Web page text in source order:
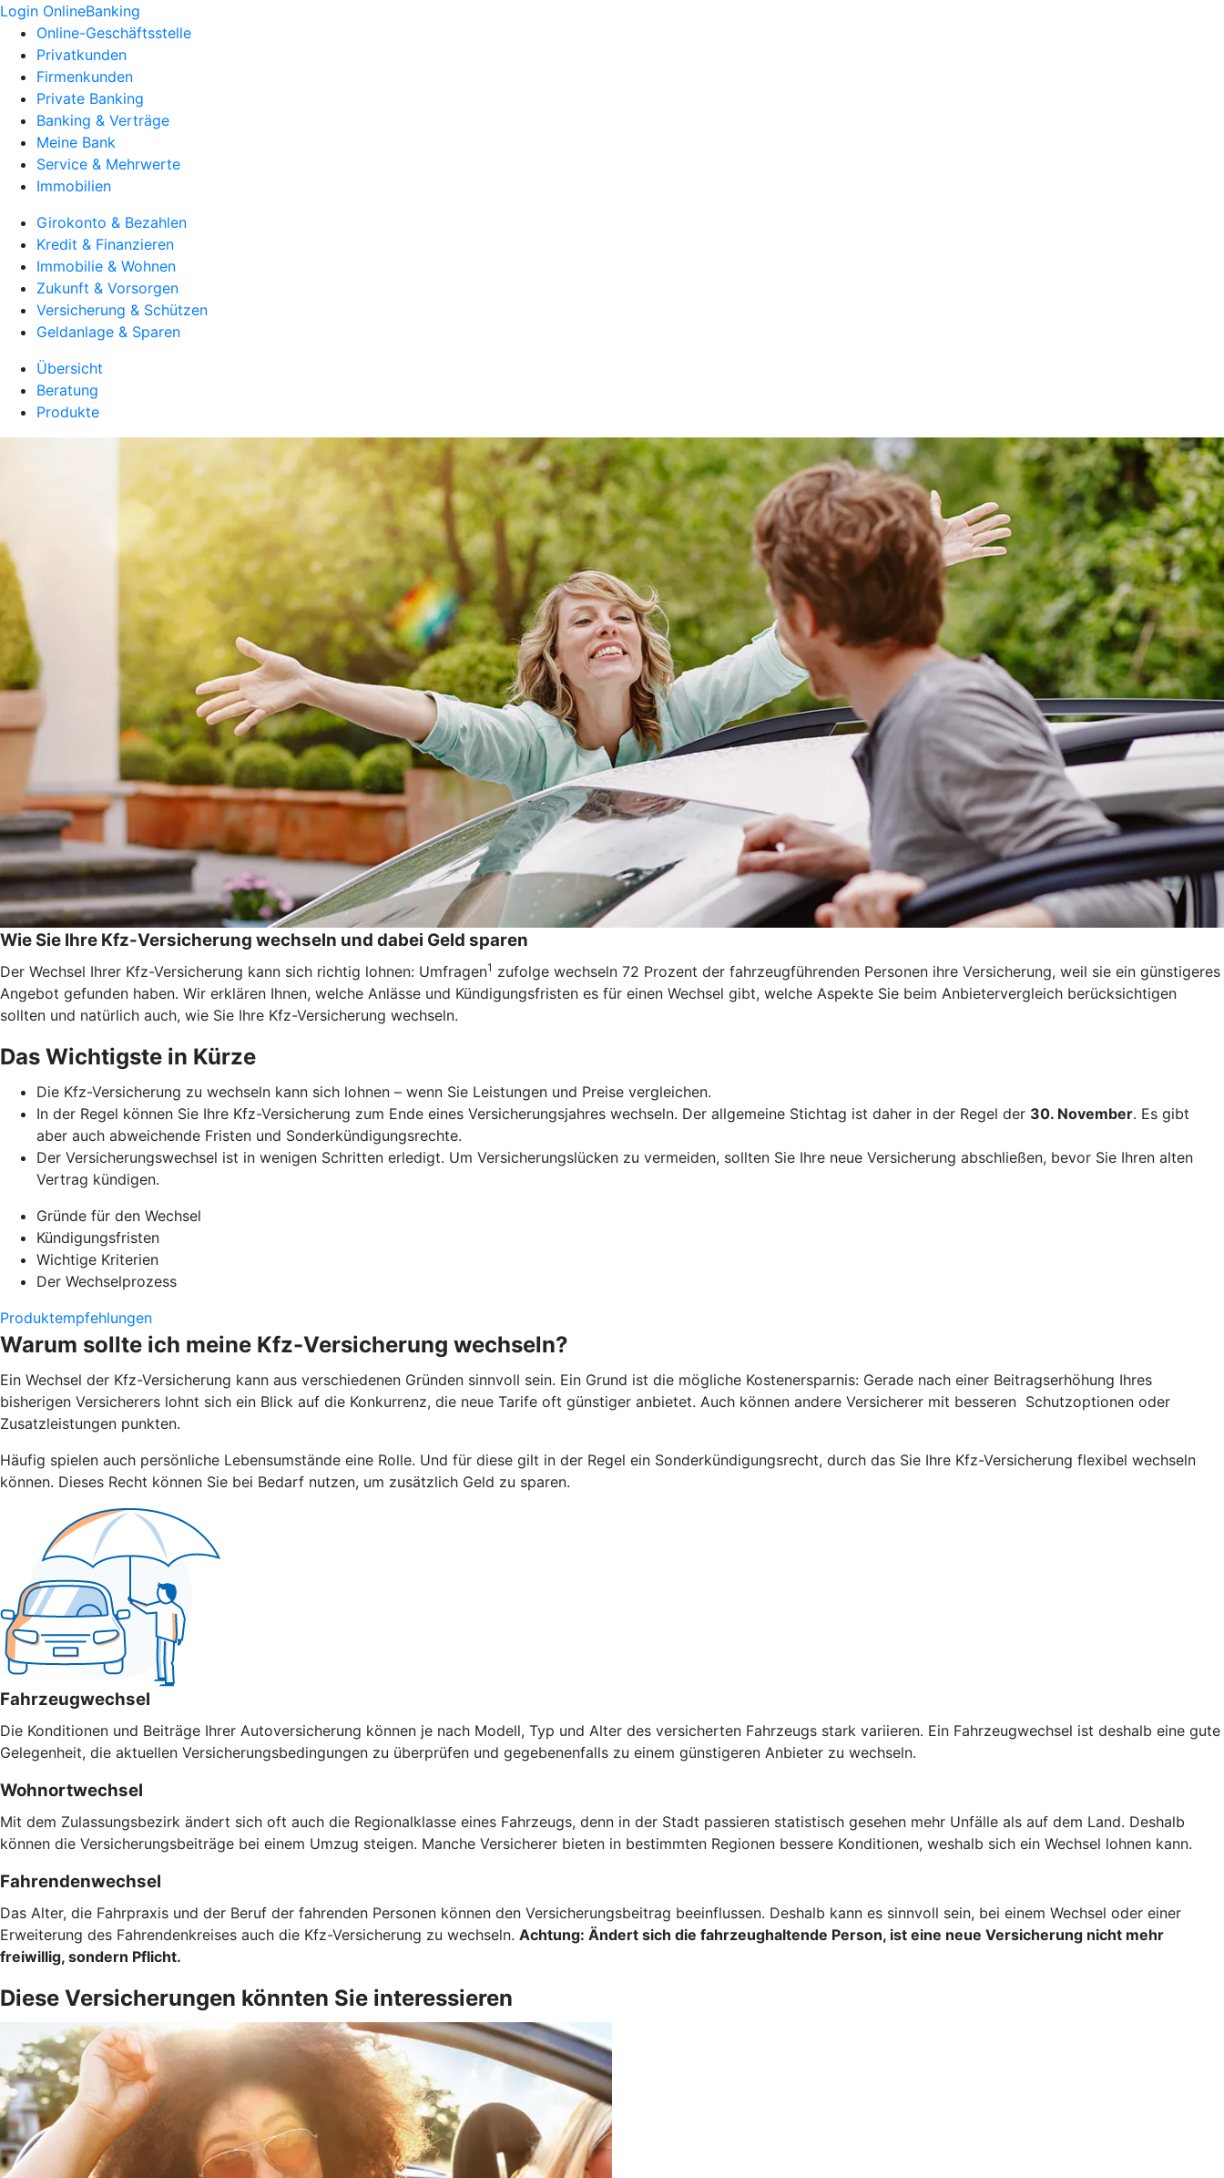
Login OnlineBanking
Online-Geschäftsstelle
Privatkunden
Firmenkunden
Private Banking
Banking & Verträge
Meine Bank
Service & Mehrwerte
Immobilien
Girokonto & Bezahlen
Kredit & Finanzieren
Immobilie & Wohnen
Zukunft & Vorsorgen
Versicherung & Schützen
Geldanlage & Sparen
Übersicht
Beratung
Produkte
Wie Sie Ihre Kfz-Versicherung wechseln und dabei Geld sparen
Der Wechsel Ihrer Kfz-Versicherung kann sich richtig lohnen: Umfragen1 zufolge wechseln 72 Prozent der fahrzeugführenden Personen ihre Versicherung, weil sie ein günstigeres
Angebot gefunden haben. Wir erklären Ihnen, welche Anlässe und Kündigungsfristen es für einen Wechsel gibt, welche Aspekte Sie beim Anbietervergleich berücksichtigen
sollten und natürlich auch, wie Sie Ihre Kfz-Versicherung wechseln.
Das Wichtigste in Kürze
Die Kfz-Versicherung zu wechseln kann sich lohnen – wenn Sie Leistungen und Preise vergleichen.
In der Regel können Sie Ihre Kfz-Versicherung zum Ende eines Versicherungsjahres wechseln. Der allgemeine Stichtag ist daher in der Regel der 30. November. Es gibt
aber auch abweichende Fristen und Sonderkündigungsrechte.
Der Versicherungswechsel ist in wenigen Schritten erledigt. Um Versicherungslücken zu vermeiden, sollten Sie Ihre neue Versicherung abschließen, bevor Sie Ihren alten
Vertrag kündigen.
Gründe für den Wechsel
Kündigungsfristen
Wichtige Kriterien
Der Wechselprozess
Produktempfehlungen
Warum sollte ich meine Kfz-Versicherung wechseln?
Ein Wechsel der Kfz-Versicherung kann aus verschiedenen Gründen sinnvoll sein. Ein Grund ist die mögliche Kostenersparnis: Gerade nach einer Beitragserhöhung Ihres
bisherigen Versicherers lohnt sich ein Blick auf die Konkurrenz, die neue Tarife oft günstiger anbietet. Auch können andere Versicherer mit besseren Schutzoptionen oder
Zusatzleistungen punkten.
Häufig spielen auch persönliche Lebensumstände eine Rolle. Und für diese gilt in der Regel ein Sonderkündigungsrecht, durch das Sie Ihre Kfz-Versicherung flexibel wechseln
können. Dieses Recht können Sie bei Bedarf nutzen, um zusätzlich Geld zu sparen.
Fahrzeugwechsel
Die Konditionen und Beiträge Ihrer Autoversicherung können je nach Modell, Typ und Alter des versicherten Fahrzeugs stark variieren. Ein Fahrzeugwechsel ist deshalb eine gute
Gelegenheit, die aktuellen Versicherungsbedingungen zu überprüfen und gegebenenfalls zu einem günstigeren Anbieter zu wechseln.
Wohnortwechsel
Mit dem Zulassungsbezirk ändert sich oft auch die Regionalklasse eines Fahrzeugs, denn in der Stadt passieren statistisch gesehen mehr Unfälle als auf dem Land. Deshalb
können die Versicherungsbeiträge bei einem Umzug steigen. Manche Versicherer bieten in bestimmten Regionen bessere Konditionen, weshalb sich ein Wechsel lohnen kann.
Fahrendenwechsel
Das Alter, die Fahrpraxis und der Beruf der fahrenden Personen können den Versicherungsbeitrag beeinflussen. Deshalb kann es sinnvoll sein, bei einem Wechsel oder einer
Erweiterung des Fahrendenkreises auch die Kfz-Versicherung zu wechseln. Achtung: Ändert sich die fahrzeughaltende Person, ist eine neue Versicherung nicht mehr
freiwillig, sondern Pflicht.
Diese Versicherungen könnten Sie interessieren